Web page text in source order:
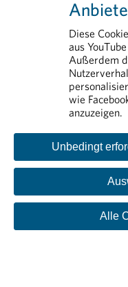
Rund
Aus-
Diese
aus
Außerdem
wie
anzuzeigen.
Unbedingt
Alle